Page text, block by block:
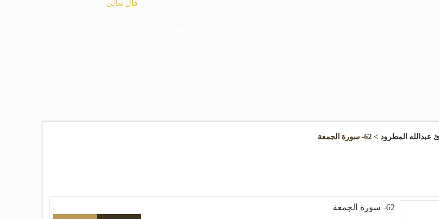
قال تعالى
عبدالله المطرود > 62- سورة الجمعة
62- سورة الجمعة